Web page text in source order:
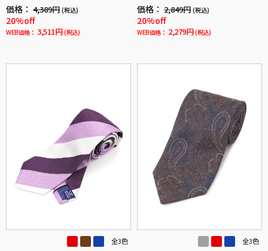
価格： 4,389円 (税込)
20%off
WEB価格： 3,511円 (税込)
価格： 2,849円 (税込)
20%off
WEB価格： 2,279円 (税込)
全3色 全3色